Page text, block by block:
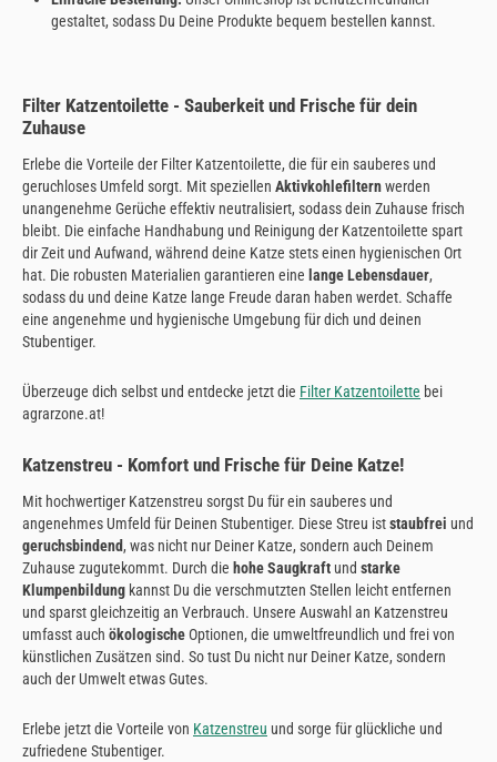
gestaltet, sodass Du Deine Produkte bequem bestellen kannst.
Filter Katzentoilette - Sauberkeit und Frische für dein
Zuhause
Erlebe die Vorteile der Filter Katzentoilette, die für ein sauberes und
geruchloses Umfeld sorgt. Mit speziellen Aktivkohlefilternwerden
unangenehme Gerüche effektiv neutralisiert, sodass dein Zuhause frisch
bleibt. Die einfache Handhabung und Reinigung der Katzentoilette spart
dir Zeit und Aufwand, während deine Katze stets einen hygienischen Ort
hat. Die robusten Materialien garantieren eine lange Lebensdauer,
sodass du und deine Katze lange Freude daran haben werdet. Schaffe
eine angenehme und hygienische Umgebung für dich und deinen
Stubentiger.
Überzeuge dich selbst und entdecke jetzt die Filter Katzentoilette bei
agrarzone.at!
Katzenstreu - Komfort und Frische für Deine Katze!
Mit hochwertiger Katzenstreu sorgst Du für ein sauberes und
angenehmes Umfeld für Deinen Stubentiger. Diese Streu iststaubfrei und
geruchsbindend, was nicht nur Deiner Katze, sondern auch Deinem
Zuhause zugutekommt. Durch die hohe Saugkraft und starke
Klumpenbildung kannst Du die verschmutzten Stellen leicht entfernen
und sparst gleichzeitig an Verbrauch. Unsere Auswahl an Katzenstreu
umfasst auch ökologischeOptionen, die umweltfreundlich und frei von
künstlichen Zusätzen sind. So tust Du nicht nur Deiner Katze, sondern
auch der Umwelt etwas Gutes.
Erlebe jetzt die Vorteile von Katzenstreu und sorge für glückliche und
zufriedene Stubentiger.